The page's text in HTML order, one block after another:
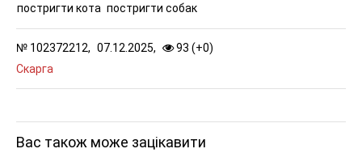
№ 102372212, 07.12.2025, 93 (+0)
Скарга
постригти кота постригти собак
Вас також може зацікавити